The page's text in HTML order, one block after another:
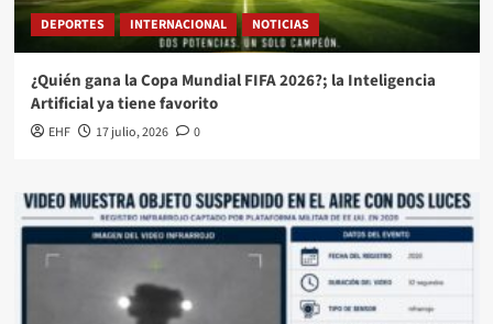
DEPORTES INTERNACIONAL NOTICIAS
¿Quién gana la Copa Mundial FIFA 2026?; la Inteligencia
Artificial ya tiene favorito
EHF 17 julio, 2026 0